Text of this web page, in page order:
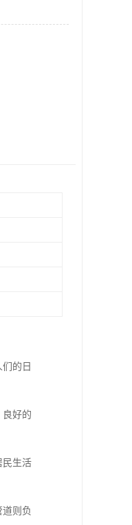
的日
良好的
民生活
则负